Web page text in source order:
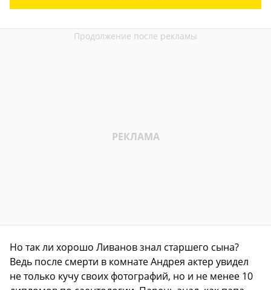
Но так ли хорошо Ливанов знал старшего сына?
Ведь после смерти в комнате Андрея актер увидел
не только кучу своих фотографий, но и не менее 10